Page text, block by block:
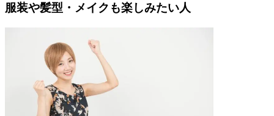
服装や髪型・メイクも楽しみたい人